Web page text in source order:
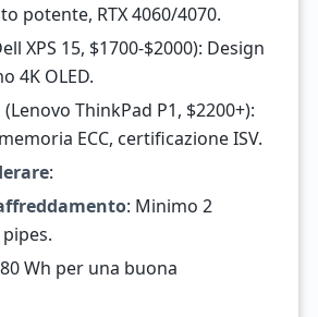
potente, RTX 4060/4070.
XPS 15, $1700-$2000): Design
4K OLED.
(Lenovo ThinkPad P1, $2200+):
ECC, certificazione ISV.
:
: Minimo 2
Wh per una buona